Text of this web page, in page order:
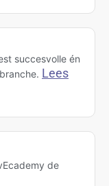
succesvolle én
Lees
de